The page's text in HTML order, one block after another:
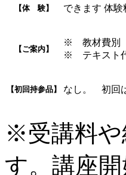
【体 験】 できます 体
【ご案内】
※ 教材費別
※ テキスト
【初回持参品】 なし。 初回
※受講料や
す。講座